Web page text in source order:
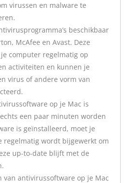
virussen en malware te
beschikbaar
McAfee en Avast. Deze
computer regelmatig op
activiteiten en kunnen je
virus of andere vorm van
op je Mac is
een paar minuten worden
is geïnstalleerd, moet je
regelmatig wordt bijgewerkt om
up-to-date blijft met de
van antivirussoftware op je Mac